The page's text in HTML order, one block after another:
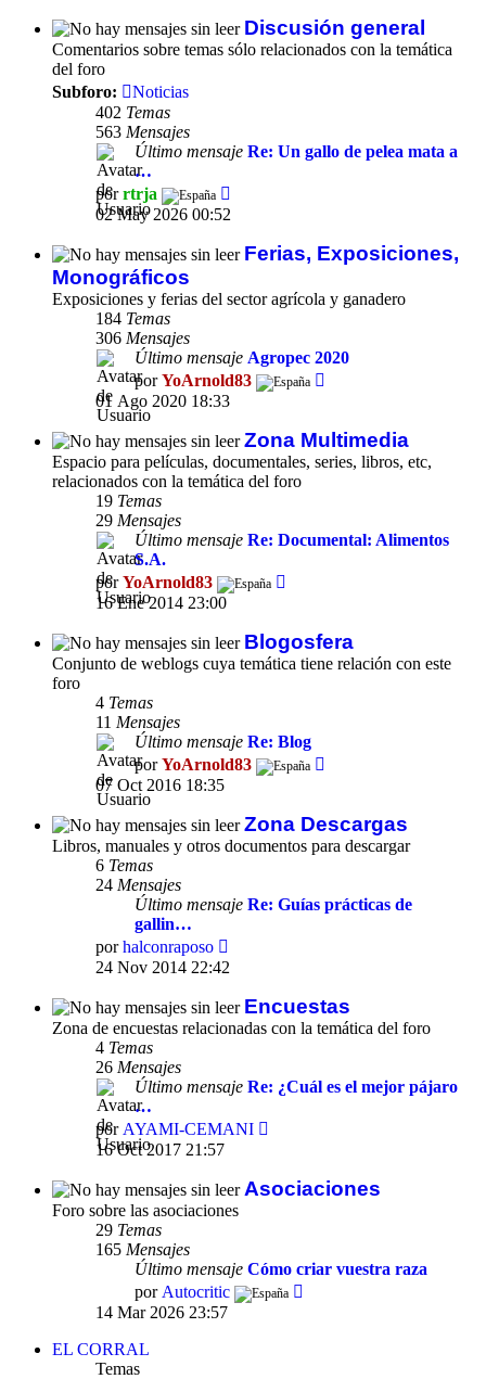
Discusión general
Comentarios sobre temas sólo relacionados con la temática
del foro
Subforo:
Noticias
402 Temas
563 Mensajes
Último mensaje Re: Un gallo de pelea mata a
…
porrtrja
02 May 2026 00:52
Ferias, Exposiciones,
Monográficos
Exposiciones y ferias del sector agrícola y ganadero
184 Temas
306 Mensajes
Último mensaje Agropec 2020
porYoArnold83
01 Ago 2020 18:33
Zona Multimedia
Espacio para películas, documentales, series, libros, etc,
relacionados con la temática del foro
19 Temas
29 Mensajes
Último mensaje Re: Documental: Alimentos
S.A.
porYoArnold83
16 Ene 2014 23:00
Blogosfera
Conjunto de weblogs cuya temática tiene relación con este
foro
4 Temas
11 Mensajes
Último mensaje Re: Blog
porYoArnold83
07 Oct 2016 18:35
Zona Descargas
Libros, manuales y otros documentos para descargar
6 Temas
24 Mensajes
Último mensaje Re: Guías prácticas de
gallin…
porhalconraposo
último
24 Nov 2014 22:42
Encuestas
Zona de encuestas relacionadas con la temática del foro
4 Temas
26 Mensajes
Último mensaje Re: ¿Cuál es el mejor pájaro
…
por AYAMI-CEMANI
16 Oct 2017 21:57
Asociaciones
Foro sobre las asociaciones
29 Temas
165 Mensajes
Último mensaje Cómo criar vuestra raza
por Autocritic
14 Mar 2026 23:57
EL CORRAL
Temas